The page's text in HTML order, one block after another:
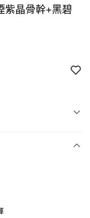
紫晶骨幹+黑碧